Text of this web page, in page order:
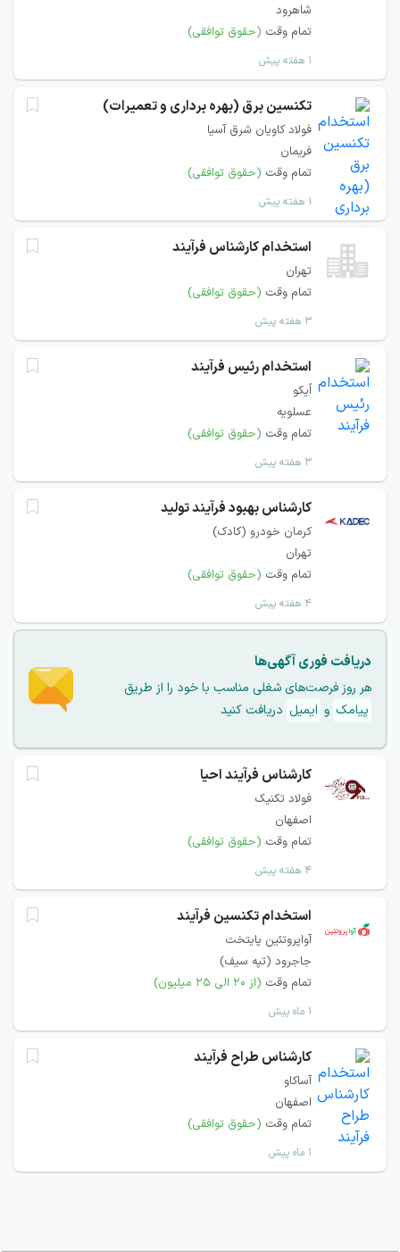
شاهرود
تمام وقت (حقوق توافقی)
۱ هفته پیش
تکنسین برق (بهره برداری و تعمیرات)
فولاد کاویان شرق آسیا
فریمان
تمام وقت (حقوق توافقی)
۱ هفته پیش
استخدام کارشناس فرآیند
تهران
تمام وقت (حقوق توافقی)
۳ هفته پیش
استخدام رئیس فرآیند
اُیکو
عسلویه
تمام وقت (حقوق توافقی)
۳ هفته پیش
کارشناس بهبود فرآیند تولید
کرمان خودرو (کادک)
تهران
تمام وقت (حقوق توافقی)
۴ هفته پیش
دریافت فوری آگهی‌ها
هر روز فرصت‌های شغلی مناسب با خود را از طریق
پیامک و ایمیل دریافت کنید
کارشناس فرآیند احیا
فولاد تکنیک
اصفهان
تمام وقت (حقوق توافقی)
۴ هفته پیش
استخدام تکنسین فرآیند
آواپروتئین پایتخت
جاجرود (تپه سیف)
تمام وقت (از ۲۰ الی ۲۵ میلیون)
۱ ماه پیش
کارشناس طراح فرآیند
آساکاو
اصفهان
تمام وقت (حقوق توافقی)
۱ ماه پیش